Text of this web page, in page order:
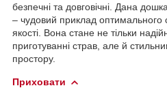
безпечні та довговічні. Дана
– чудовий приклад оптимального
якості. Вона стане не тільки
приготуванні страв, але й
простору.
Приховати